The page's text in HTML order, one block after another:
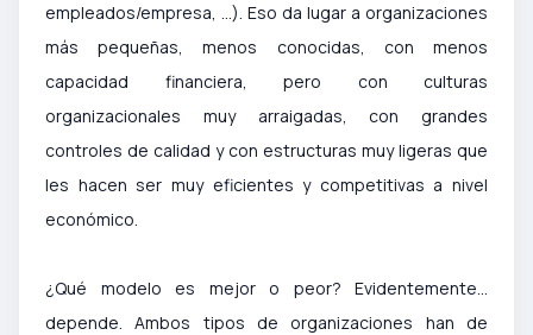
empleados/empresa, ...). Eso da lugar a organizaciones
más pequeñas, menos conocidas, con menos
capacidad financiera, pero con culturas
organizacionales muy arraigadas, con grandes
controles de calidad y con estructuras muy ligeras que
les hacen ser muy eficientes y competitivas a nivel
económico.
¿Qué modelo es mejor o peor? Evidentemente...
depende. Ambos tipos de organizaciones han de